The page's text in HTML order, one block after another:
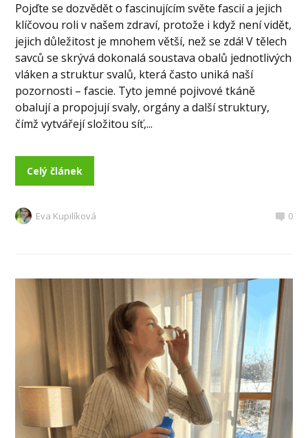
Pojďte se dozvědět o fascinujícím světe fascií a jejich
klíčovou roli v našem zdraví, protože i když není vidět,
jejich důležitost je mnohem větší, než se zdá! V tělech
savců se skrývá dokonalá soustava obalů jednotlivých
vláken a struktur svalů, která často uniká naší
pozornosti – fascie. Tyto jemné pojivové tkáně
obalují a propojují svaly, orgány a další struktury,
čímž vytvářejí složitou síť,...
Celý článek
Eva Kupilíková 0